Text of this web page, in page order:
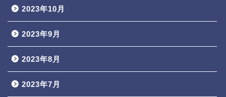
2023年10月
2023年9月
2023年8月
2023年7月